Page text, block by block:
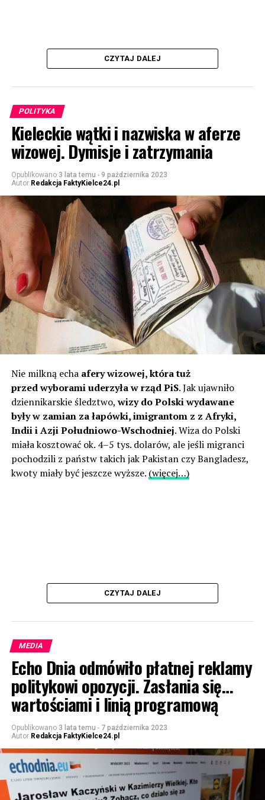
CZYTAJ DALEJ
POLITYKA
Kieleckie wątki i nazwiska w aferze
wizowej. Dymisje i zatrzymania
Opublikowano 3 lata temu - 9 października 2023
Autor Redakcja FaktyKielce24.pl
Nie milkną echa afery wizowej, która tuż
przed wyborami uderzyła w rząd PiS. Jak ujawniło
dziennikarskie śledztwo,wizy do Polski wydawane
były w zamian za łapówki, imigrantom z z Afryki,
Indii i Azji Południowo-Wschodniej. Wiza do Polski
miała kosztować ok. 4–5 tys. dolarów, ale jeśli migranci
pochodzili z państw takich jak Pakistan czy Bangladesz,
kwoty miały być jeszcze wyższe. (więcej…)
CZYTAJ DALEJ
MEDIA
Echo Dnia odmówiło płatnej reklamy
politykowi opozycji. Zasłania się…
wartościami i linią programową
Opublikowano 3 lata temu - 7 października 2023
Autor Redakcja FaktyKielce24.pl